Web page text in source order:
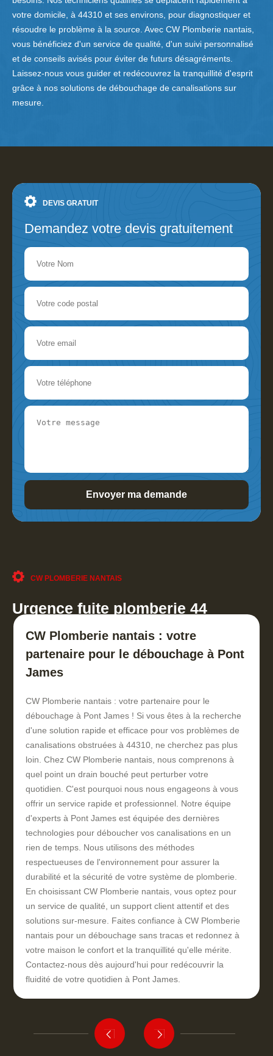
votre domicile, à 44310 et ses environs, pour diagnostiquer et
résoudre le problème à la source. Avec CW Plomberie nantais,
vous bénéficiez d'un service de qualité, d'un suivi personnalisé
et de conseils avisés pour éviter de futurs désagréments.
Laissez-nous vous guider et redécouvrez la tranquillité d'esprit
grâce à nos solutions de débouchage de canalisations sur
mesure.
DEVIS GRATUIT
Demandez votre devis gratuitement
CW PLOMBERIE NANTAIS
Urgence fuite plomberie 44
CW Plomberie nantais : votre
partenaire pour le débouchage à Pont
James
CW Plomberie nantais : votre partenaire pour le
débouchage à Pont James ! Si vous êtes à la recherche
d'une solution rapide et efficace pour vos problèmes de
canalisations obstruées à 44310, ne cherchez pas plus
loin. Chez CW Plomberie nantais, nous comprenons à
quel point un drain bouché peut perturber votre
quotidien. C'est pourquoi nous nous engageons à vous
offrir un service rapide et professionnel. Notre équipe
d'experts à Pont James est équipée des dernières
technologies pour déboucher vos canalisations en un
rien de temps. Nous utilisons des méthodes
respectueuses de l'environnement pour assurer la
durabilité et la sécurité de votre système de plomberie.
En choisissant CW Plomberie nantais, vous optez pour
un service de qualité, un support client attentif et des
solutions sur-mesure. Faites confiance à CW Plomberie
nantais pour un débouchage sans tracas et redonnez à
votre maison le confort et la tranquillité qu'elle mérite.
Contactez-nous dès aujourd'hui pour redécouvrir la
fluidité de votre quotidien à Pont James.